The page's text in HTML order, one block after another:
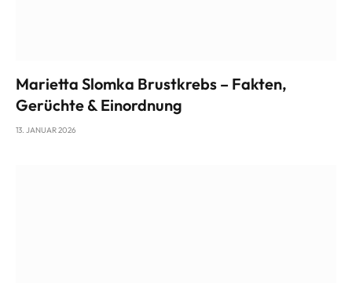
Marietta Slomka Brustkrebs – Fakten,
Gerüchte & Einordnung
13. JANUAR 2026